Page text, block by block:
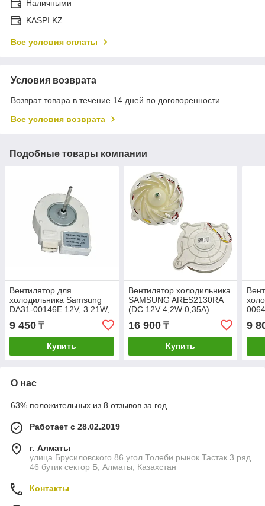
Наличными
KASPI.KZ
Все условия оплаты
Условия возврата
Возврат товара в течение 14 дней по договоренности
Все условия возврата
Подобные товары компании
Вентилятор для
холодильника Samsung
DA31-00146E 12V, 3.21W,
2620rpm (шток Ø-3,15мм,
L-42мм)
9 450 ₸
Купить
Вентилятор холодильника
SAMSUNG ARES2130RA
(DC 12V 4,2W 0,35A)
DA31-00342A
16 900₸
Купить
DC
9
О нас
63% положительных из 8 отзывов за год
Работает с 28.02.2019
г. Алматы
улица Брусиловского 86 угол Толеби рынок Тастак 3 ряд
46 бутик сектор Б, Алматы, Казахстан
Контакты